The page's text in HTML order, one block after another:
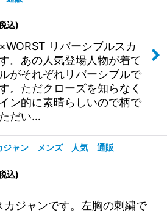
込)
リバーシブルスカ
。あの人気登場人物が着て
がそれぞれリバーシブルで
。ただクローズを知らなく
ン的に素晴らしいので柄で
だい…
ジャン メンズ 人気 通販
込)
カジャンです。左胸の刺繍で